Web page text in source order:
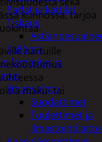
Padat ja kattilat
Tiskaus
Säilöntä
lämmitys ja
Ilmanvaihto
Suodattimet
Tuulettimet ja
kunnossa, tarjoa
nartuille
maku- tai